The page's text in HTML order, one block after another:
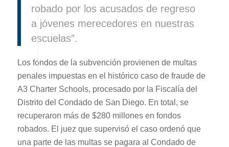
robado por los acusados de regreso
a jóvenes merecedores en nuestras
escuelas”.
Los fondos de la subvención provienen de multas
penales impuestas en el histórico caso de fraude de
A3 Charter Schools, procesado por la Fiscalía del
Distrito del Condado de San Diego. En total, se
recuperaron más de $280 millones en fondos
robados. El juez que supervisó el caso ordenó que
una parte de las multas se pagara al Condado de